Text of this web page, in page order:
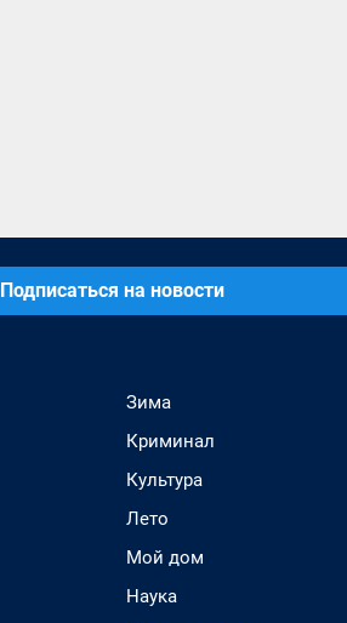
Подписаться на новости
Зима
Криминал
Культура
Лето
Мой дом
Наука